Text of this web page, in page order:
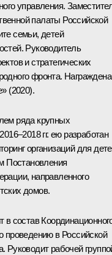
управления.
палаты Российской
семьи, детей
Руководитель
и стратегических
фронта. Награждена
(2020).
ряда крупных
гг. ею разработан
организаций для
Постановления
направленного
домов.
состав
проведению в Российской
Руководит рабочей